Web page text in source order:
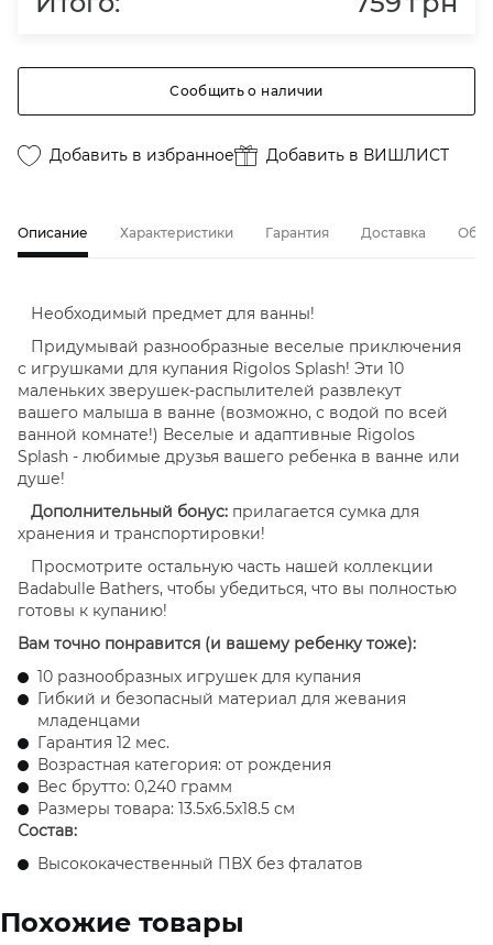
Сообщить о наличии
Добавить в избранное Добавить в ВИШЛИСТ
Описание Характеристики Гарантия Доставка
Необходимый предмет для ванны!
Придумывай разнообразные веселые приключения
с игрушками для купания Rigolos Splash! Эти 10
маленьких зверушек-распылителей развлекут
вашего малыша в ванне (возможно, с водой по всей
ванной комнате!) Веселые и адаптивные Rigolos
Splash - любимые друзья вашего ребенка в ванне или
душе!
Дополнительный бонус: прилагается сумка для
хранения и транспортировки!
Просмотрите остальную часть нашей коллекции
Badabulle Bathers, чтобы убедиться, что вы полностью
готовы к купанию!
Вам точно понравится (и вашему ребенку тоже):
10 разнообразных игрушек для купания
Гибкий и безопасный материал для жевания
младенцами
Гарантия 12 мес.
Возрастная категория: от рождения
Вес брутто: 0,240 грамм
Размеры товара: 13.5х6.5х18.5 см
Состав:
Высококачественный ПВХ без фталатов
Похожие товары